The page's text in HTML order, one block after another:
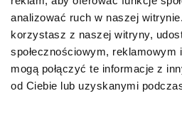
analizować ruch w naszej
korzystasz z naszej witryny,
społecznościowym,
mogą połączyć te informacje z
od Ciebie lub uzyskanymi